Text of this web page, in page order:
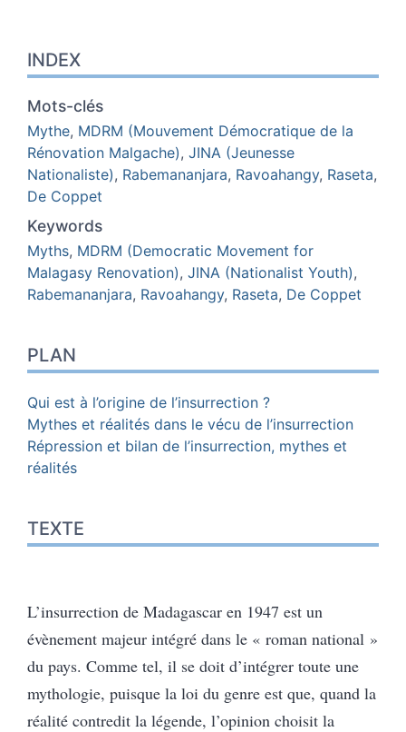
INDEX
Mots-clés
Mythe, MDRM (Mouvement Démocratique de la
Rénovation Malgache), JINA (Jeunesse
Nationaliste), Rabemananjara, Ravoahangy, Raseta,
De Coppet
Keywords
Myths, MDRM (Democratic Movement for
Malagasy Renovation), JINA (Nationalist Youth),
Rabemananjara, Ravoahangy, Raseta, De Coppet
PLAN
Qui est à l’origine de l’insurrection ?
Mythes et réalités dans le vécu de l’insurrection
Répression et bilan de l’insurrection, mythes et
réalités
TEXTE
L’insurrection de Madagascar en 1947 est un
évènement majeur intégré dans le « roman national »
du pays. Comme tel, il se doit d’intégrer toute une
mythologie, puisque la loi du genre est que, quand la
réalité contredit la légende, l’opinion choisit la